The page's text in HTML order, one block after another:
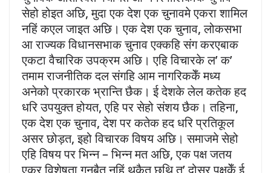
सेहो होइत अछि, मुदा एक देश एक चुनावमे एकरा शामिल
नहिं कएल जाइत अछि। एक देश एक चुनाव, लोकसभा
आ राज्यक विधानसभाक चुनाव एक्कहि संग करएबाक
एकटा वैचारिक उपक्रम अछि। एहि विचारके ल’ क’
तमाम राजनीतिक दल संगहि आम नागरिककेँ मध्य
अनेको प्रकारक भ्रान्ति छैक। ई देशके लेल कतेक हद
धरि उपयुक्त होयत, एहि पर सेहो संशय छैक। तहिना,
एक देश एक चुनाव, देश पर कतेक हद धरि प्रतिकूल
असर छोड़त, इहो विचारक विषय अछि। समाजमे सेहो
एहि विषय पर भिन्न – भिन्न मत अछि, एक पक्ष जतय